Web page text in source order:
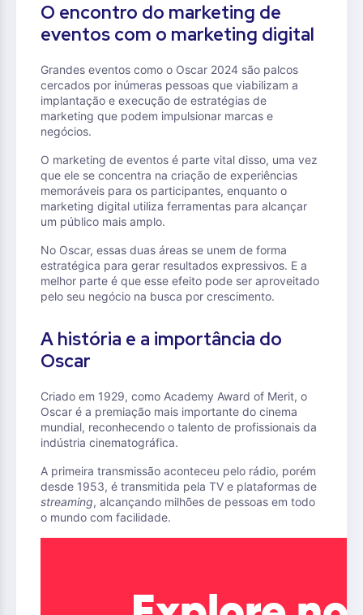
O encontro do marketing de
eventos com o marketing digital
Grandes eventos como o Oscar 2024 são palcos
cercados por inúmeras pessoas que viabilizam a
implantação e execução de estratégias de
marketing que podem impulsionar marcas e
negócios.
O marketing de eventos é parte vital disso, uma vez
que ele se concentra na criação de experiências
memoráveis para os participantes, enquanto o
marketing digital utiliza ferramentas para alcançar
um público mais amplo.
No Oscar, essas duas áreas se unem de forma
estratégica para gerar resultados expressivos. E a
melhor parte é que esse efeito pode ser aproveitado
pelo seu negócio na busca por crescimento.
A história e a importância do
Oscar
Criado em 1929, como Academy Award of Merit, o
Oscar é a premiação mais importante do cinema
mundial, reconhecendo o talento de profissionais da
indústria cinematográfica.
A primeira transmissão aconteceu pelo rádio, porém
desde 1953, é transmitida pela TV e plataformas de
streaming, alcançando milhões de pessoas em todo
o mundo com facilidade.